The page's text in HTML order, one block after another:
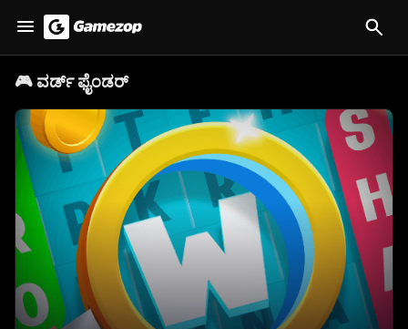
🎮 ವರ್ಡ್ ಫೈಂಡರ್